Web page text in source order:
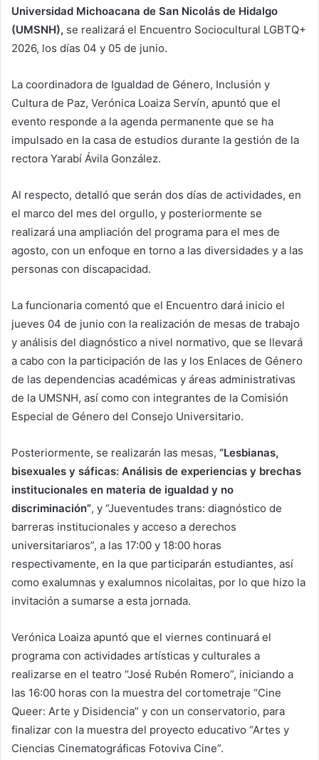
Universidad Michoacana de San Nicolás de Hidalgo
(UMSNH), se realizará el Encuentro Sociocultural LGBTQ+
2026, los días 04 y 05 de junio.
La coordinadora de Igualdad de Género, Inclusión y
Cultura de Paz, Verónica Loaiza Servín, apuntó que el
evento responde a la agenda permanente que se ha
impulsado en la casa de estudios durante la gestión de la
rectora Yarabí Ávila González.
Al respecto, detalló que serán dos días de actividades, en
el marco del mes del orgullo, y posteriormente se
realizará una ampliación del programa para el mes de
agosto, con un enfoque en torno a las diversidades y a las
personas con discapacidad.
La funcionaria comentó que el Encuentro dará inicio el
jueves 04 de junio con la realización de mesas de trabajo
y análisis del diagnóstico a nivel normativo, que se llevará
a cabo con la participación de las y los Enlaces de Género
de las dependencias académicas y áreas administrativas
de la UMSNH, así como con integrantes de la Comisión
Especial de Género del Consejo Universitario.
Posteriormente, se realizarán las mesas, “Lesbianas,
bisexuales y sáficas: Análisis de experiencias y brechas
institucionales en materia de igualdad y no
discriminación”, y “Jueventudes trans: diagnóstico de
barreras institucionales y acceso a derechos
universitariaros”, a las 17:00 y 18:00 horas
respectivamente, en la que participarán estudiantes, así
como exalumnas y exalumnos nicolaitas, por lo que hizo la
invitación a sumarse a esta jornada.
Verónica Loaiza apuntó que el viernes continuará el
programa con actividades artísticas y culturales a
realizarse en el teatro “José Rubén Romero”, iniciando a
las 16:00 horas con la muestra del cortometraje “Cine
Queer: Arte y Disidencia” y con un conservatorio, para
finalizar con la muestra del proyecto educativo “Artes y
Ciencias Cinematográficas Fotoviva Cine”.